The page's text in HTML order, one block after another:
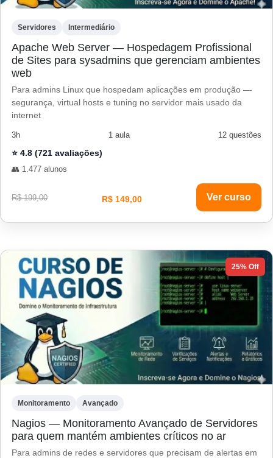
Servidores Intermediário
Apache Web Server — Hospedagem Profissional
de Sites para sysadmins que gerenciam ambientes
web
Para admins Linux que hospedam aplicações em produção —
segurança, virtual hosts e tuning no servidor mais usado da
internet
3h 1 aula 12 questões
⭐ 4.8 (721 avaliações)
👥 1.477 alunos
R$ 199,00 R$ 149,00 Ver curso
25% Off
Monitoramento Avançado
Nagios — Monitoramento Avançado de Servidores
para quem mantém ambientes críticos no ar
Para admins de redes e servidores que precisam de alertas em